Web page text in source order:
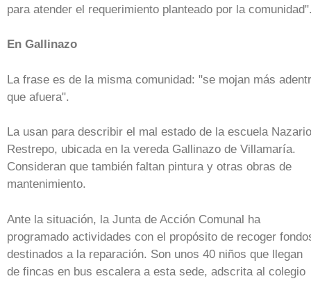
para atender el requerimiento planteado por la
En Gallinazo
La frase es de la misma comunidad: "se mojan más
que afuera".
La usan para describir el mal estado de la escuela Nazario
Restrepo, ubicada en la vereda Gallinazo de Villamaría.
Consideran que también faltan pintura y otras obras de
mantenimiento.
Ante la situación, la Junta de Acción Comunal ha
programado actividades con el propósito de recoger
destinados a la reparación. Son unos 40 niños que llegan
de fincas en bus escalera a esta sede, adscrita al colegio